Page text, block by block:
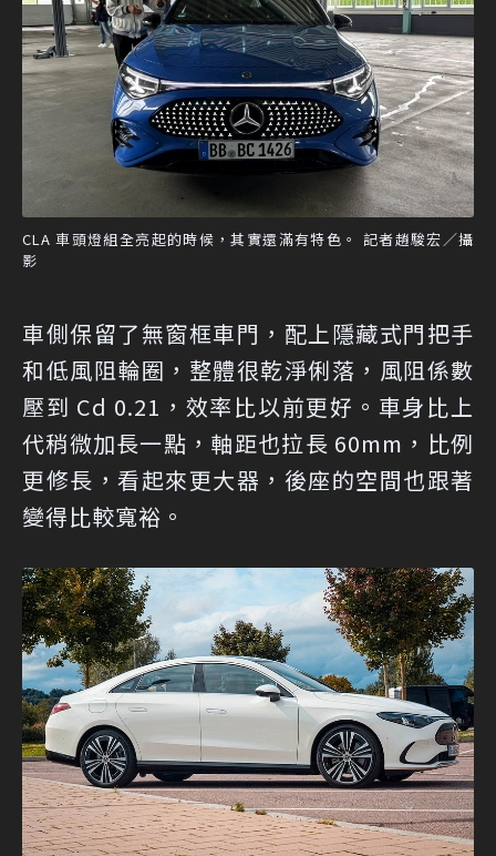
CLA 車頭燈組全亮起的時候，其實還滿有特色。 記者趙駿宏／攝
影
車側保留了無窗框車門，配上隱藏式門把手
和低風阻輪圈，整體很乾淨俐落，風阻係數
壓到 Cd 0.21，效率比以前更好。車身比上
代稍微加長一點，軸距也拉長 60mm，比例
更修長，看起來更大器，後座的空間也跟著
變得比較寬裕。